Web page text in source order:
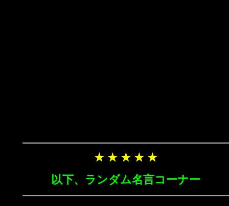
★ ★ ★ ★ ★
以下、ランダム名言コーナー